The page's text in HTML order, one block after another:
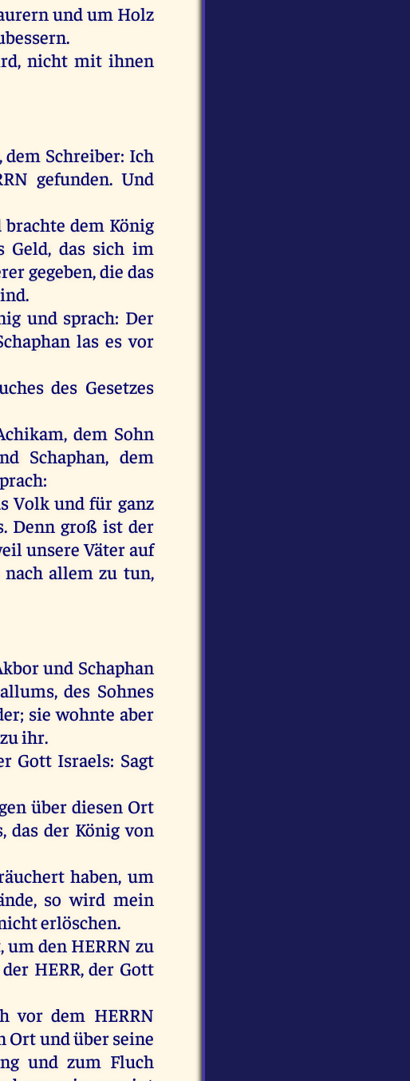
und um Holz
,nicht mit ihnen
dem Schreiber: Ich
gefunden. Und
brachte dem König
Geld, das sich im
gegeben,die das
.
und sprach: Der
las es vor
des Gesetzes
dem Sohn
Schaphan, dem
:
Volk und für ganz
. Denn groß ist der
unsere Väterauf
nach allem zu tun,
und Schaphan
des Sohnes
; sie wohnte aber
zu ihr.
Gott Israels: Sagt
über diesen Ort
, das der König von
haben, um
, so wird mein
erlöschen.
,um den HERRN zu
der HERR,der Gott
vor dem HERRN
Ortundüberseine
und zum Fluch